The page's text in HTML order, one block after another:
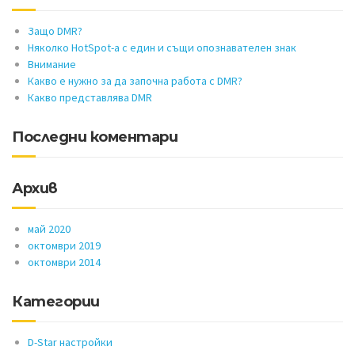
Защо DMR?
Няколко HotSpot-а с един и същи опознавателен знак
Внимание
Какво е нужно за да започна работа с DMR?
Какво представлява DMR
Последни коментари
Архив
май 2020
октомври 2019
октомври 2014
Категории
D-Star настройки